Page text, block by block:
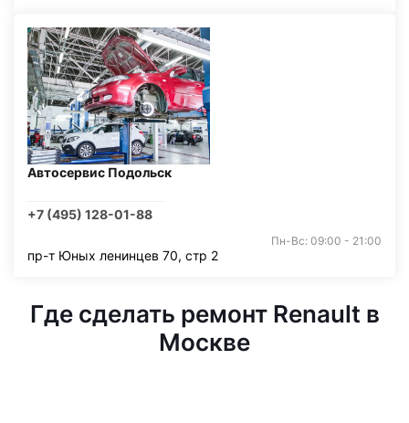
Автосервис Подольск
+7 (495) 128-01-88
Пн-Вс: 09:00 - 21:00
пр-т Юных ленинцев 70, стр 2
Где сделать ремонт Renault в
Москве